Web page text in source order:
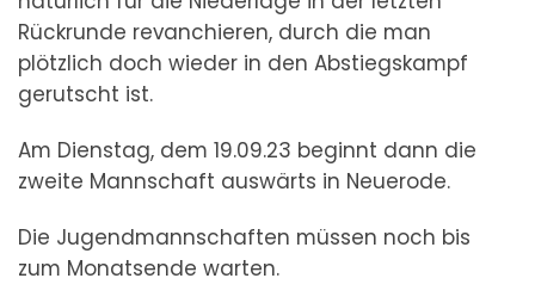
Rückrunde revanchieren, durch die man
plötzlich doch wieder in den Abstiegskampf
gerutscht ist.
Am Dienstag, dem 19.09.23 beginnt dann die
zweite Mannschaft auswärts in Neuerode.
Die Jugendmannschaften müssen noch bis
zum Monatsende warten.